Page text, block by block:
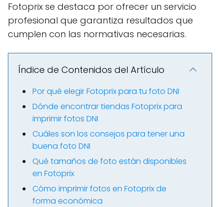
Fotoprix se destaca por ofrecer un servicio
profesional que garantiza resultados que
cumplen con las normativas necesarias.
Índice de Contenidos del Artículo
Por qué elegir Fotoprix para tu foto DNI
Dónde encontrar tiendas Fotoprix para
imprimir fotos DNI
Cuáles son los consejos para tener una
buena foto DNI
Qué tamaños de foto están disponibles
en Fotoprix
Cómo imprimir fotos en Fotoprix de
forma económica